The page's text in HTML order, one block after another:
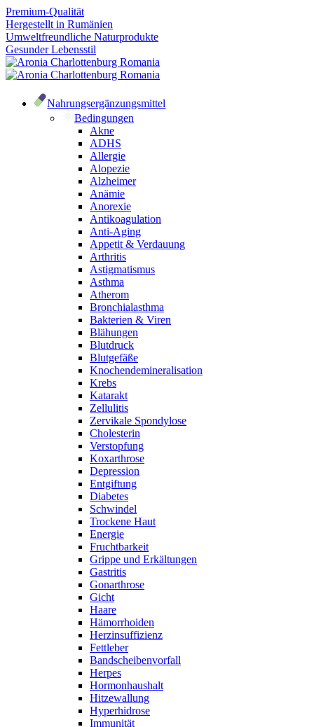
Premium-Qualität
Hergestellt in Rumänien
Umweltfreundliche Naturprodukte
Gesunder Lebensstil
Nahrungsergänzungsmittel
Bedingungen
Akne
ADHS
Allergie
Alopezie
Alzheimer
Anämie
Anorexie
Antikoagulation
Anti-Aging
Appetit & Verdauung
Arthritis
Astigmatismus
Asthma
Atherom
Bronchialasthma
Bakterien & Viren
Blähungen
Blutdruck
Blutgefäße
Knochendemineralisation
Krebs
Katarakt
Zellulitis
Zervikale Spondylose
Cholesterin
Verstopfung
Koxarthrose
Depression
Entgiftung
Diabetes
Schwindel
Trockene Haut
Energie
Fruchtbarkeit
Grippe und Erkältungen
Gastritis
Gonarthrose
Gicht
Haare
Hämorrhoiden
Herzinsuffizienz
Fettleber
Bandscheibenvorfall
Herpes
Hormonhaushalt
Hitzewallung
Hyperhidrose
Immunität